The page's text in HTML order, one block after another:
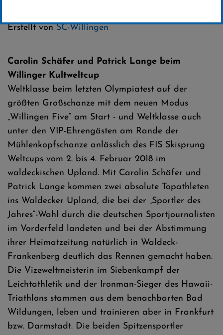
Erstellt vonSC-Willingen
Carolin Schäfer und Patrick Lange beim
Willinger Kultweltcup
Weltklasse beim letzten Olympiatest auf der
größten Großschanze mit dem neuen Modus
„Willingen Five“ am Start - und Weltklasse auch
unter den VIP-Ehrengästen am Rande der
Mühlenkopfschanze anlässlich des FIS Skisprung
Weltcups vom 2. bis 4. Februar 2018 im
waldeckischen Upland. Mit Carolin Schäfer und
Patrick Lange kommen zwei absolute Topathleten
ins Waldecker Upland, die bei der „Sportler des
Jahres“-Wahl durch die deutschen Sportjournalisten
im Vorderfeld landeten und bei der Abstimmung
ihrer Heimatzeitung natürlich in Waldeck-
Frankenberg deutlich das Rennen gemacht haben.
Die Vizeweltmeisterin im Siebenkampf der
Leichtathletik und der Ironman-Sieger des Hawaii-
Triathlons stammen aus dem benachbarten Bad
Wildungen, leben und trainieren aber in Frankfurt
bzw. Darmstadt. Die beiden Spitzensportler